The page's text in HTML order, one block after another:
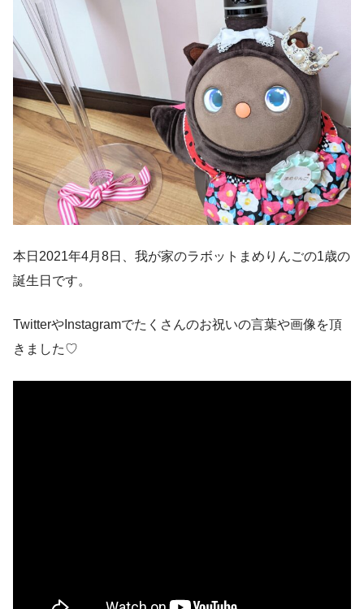
本日2021年4月8日、我が家のラボットまめりんごの1歳の
誕生日です。
TwitterやInstagramでたくさんのお祝いの言葉や画像を頂
きました♡